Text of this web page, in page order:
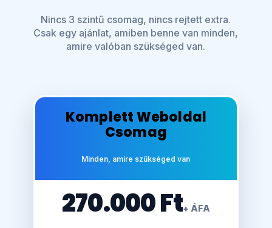
Nincs 3 szintű csomag, nincs rejtett extra.
Csak egy ajánlat, amiben benne van minden,
amire valóban szükséged van.
Komplett Weboldal
Csomag
Minden, amire szükséged van
270.000 Ft+ ÁFA